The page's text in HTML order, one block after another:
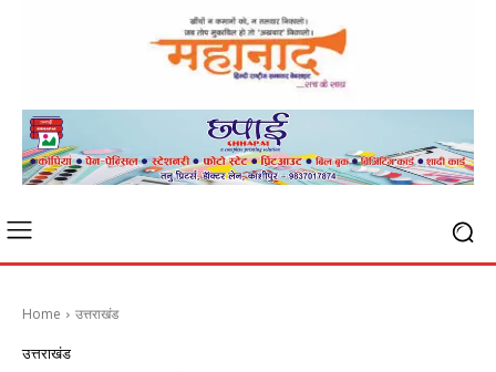
Home उत्तराखंड
उत्तराखंड